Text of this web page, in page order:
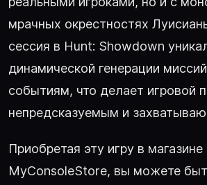
мрачных окрестностях
сессия в Hunt: Showdown
динамической генерации
событиям, что делает игровой
непредсказуемым и
Приобретая эту игру в магазине
MyConsoleStore, вы можете